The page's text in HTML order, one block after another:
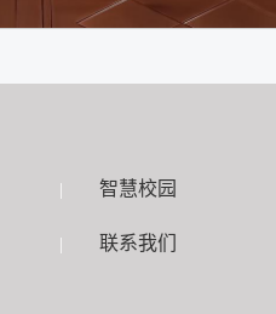
| 智慧校园
| 联系我们